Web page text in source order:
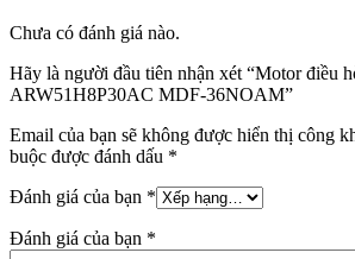
Chưa có đánh giá nào.
Hãy là người đầu tiên nhận xét “Motor điều
ARW51H8P30AC MDF-36NOAM”
Email của bạn sẽ không được hiển thị công
buộc được đánh dấu *
Đánh giá của bạn *
Đánh giá của bạn *